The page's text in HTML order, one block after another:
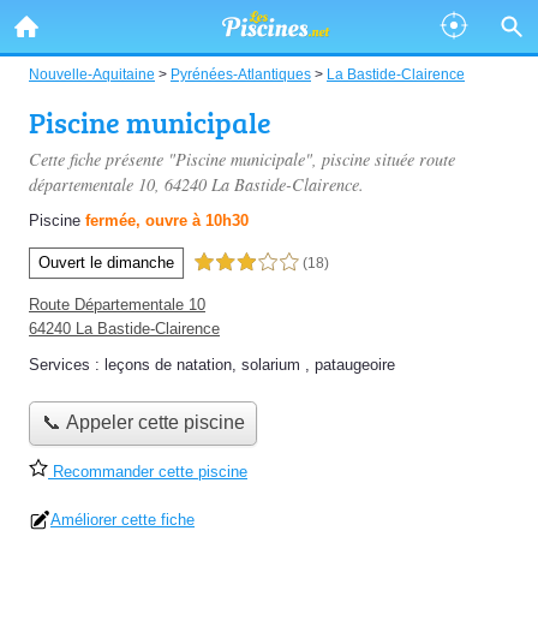
Nouvelle-Aquitaine > Pyrénées-Atlantiques > La Bastide-Clairence
Piscine municipale
Cette fiche présente "Piscine municipale", piscine située route
départementale 10, 64240 La Bastide-Clairence.
Piscine fermée, ouvre à 10h30
Ouvert le dimanche 3,0 étoiles sur 5 (18)
Route Départementale 10
64240 La Bastide-Clairence
Services : leçons de natation, solarium , pataugeoire
📞 Appeler cette piscine
Recommander cette piscine
Améliorer cette fiche